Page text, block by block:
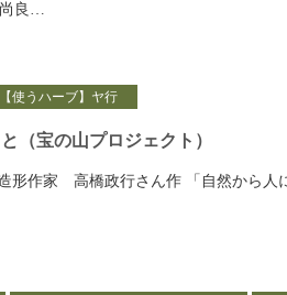
尚良…
【使うハーブ】ヤ行
（宝の山プロジェクト）
形作家 高橋政行さん作 「自然から人